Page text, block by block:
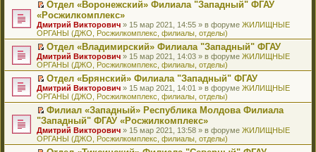
е
н
ю
с
о
б
щ
е
н
и
ю
н
н
м
у
с
о
о
б
щ
е
н
и
ю
о
ч
т
а
н
н
о
м
у
с
о
о
б
щ
е
н
и
у
н
п
р
о
ч
и
т
а
н
н
о
м
у
с
о
о
е
р
о
м
у
н
е
п
р
о
ч
и
т
а
н
н
о
й
т
к
п
е
р
в
о
м
у
н
е
п
р
о
ч
и
П
р
е
й
т
и
к
п
е
р
в
о
м
у
н
е
Отдел «Воронежский» Филиала "Западный" ФГАУ
«Росжилкомплекс»
Дмитрий Викторович » 15 мар 2021, 14:55 » в форуме ЖИЛИЩНЫЕ
ОРГАНЫ (ДЖО, Росжилкомплекс, филиалы, отделы)
П
е
р
е
й
т
и
к
п
е
р
в
Отдел «Владимирский» Филиала "Западный" ФГАУ
Дмитрий Викторович » 15 мар 2021, 14:03 » в форуме ЖИЛИЩНЫЕ
ОРГАНЫ (ДЖО, Росжилкомплекс, филиалы, отделы)
П
е
р
е
й
т
и
к
Отдел «Брянский» Филиала "Западный" ФГАУ
Дмитрий Викторович » 15 мар 2021, 14:01 » в форуме ЖИЛИЩНЫЕ
ОРГАНЫ (ДЖО, Росжилкомплекс, филиалы, отделы)
П
е
р
е
Филиал «Западный» Республика Молдова Филиала
"Западный" ФГАУ «Росжилкомплекс»
Дмитрий Викторович » 15 мар 2021, 13:58 » в форуме ЖИЛИЩНЫЕ
ОРГАНЫ (ДЖО, Росжилкомплекс, филиалы, отделы)